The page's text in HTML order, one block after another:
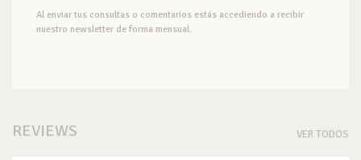
Al enviar tus consultas o comentarios estás accediendo a recibir
nuestro newsletter de forma mensual.
REVIEWS VER TODOS